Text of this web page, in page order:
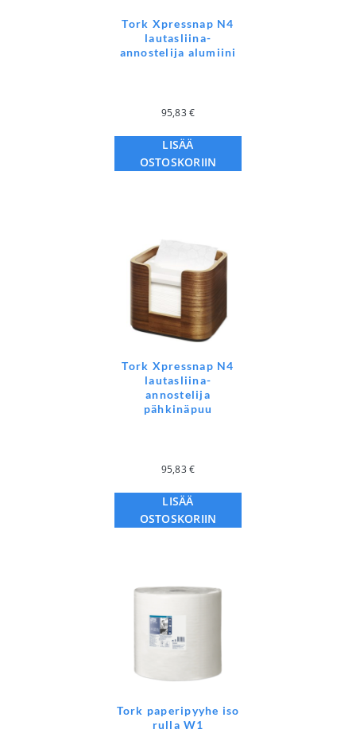
Tork Xpressnap N4
lautasliina-
annostelija alumiini
95,83€
LISÄÄ
OSTOSKORIIN
Tork Xpressnap N4
lautasliina-
annostelija
pähkinäpuu
95,83€
LISÄÄ
OSTOSKORIIN
Tork paperipyyhe iso
rulla W1